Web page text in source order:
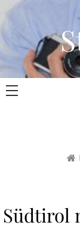
Skip
content
Südtirol